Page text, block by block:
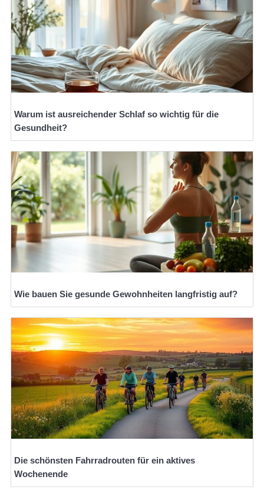
Warum ist ausreichender Schlaf so wichtig für die
Gesundheit?
Wie bauen Sie gesunde Gewohnheiten langfristig auf?
Die schönsten Fahrradrouten für ein aktives
Wochenende